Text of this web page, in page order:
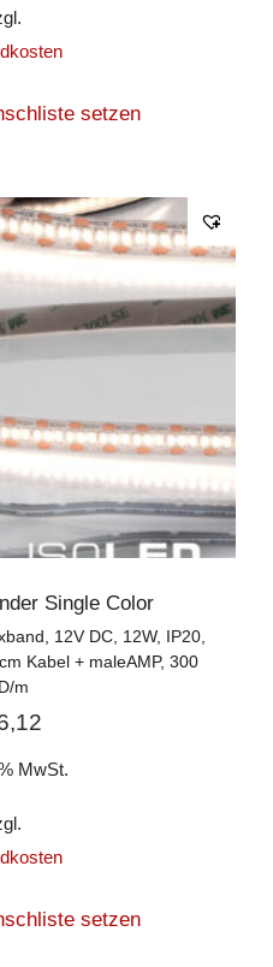
setzen
Single Color
12V DC, 12W, IP20,
Kabel + maleAMP, 300
m
MwSt.
setzen